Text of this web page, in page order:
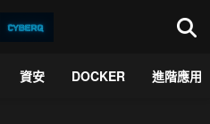
資安 DOCKER 進階應用